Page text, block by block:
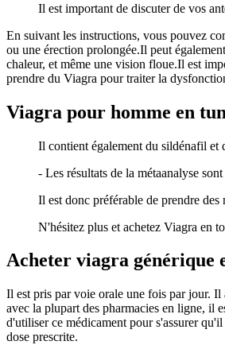
Il est important de discuter de vos
En suivant les instructions, vous pouvez
ou une érection prolongée.Il peut
chaleur, et même une vision floue.Il est
prendre du Viagra pour traiter la
Viagra pour homme en
Il contient également du sildénafil et
- Les résultats de la métaanalyse
Il est donc préférable de prendre
N'hésitez plus et achetez Viagra en
Acheter viagra générique
Il est pris par voie orale une fois par jour. Il
avec la plupart des pharmacies en ligne, il
d'utiliser ce médicament pour s'assurer
dose prescrite.